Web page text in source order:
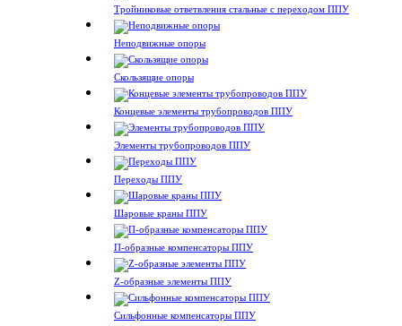
Тройниковые ответвления стальные с переходом ППУ
Неподвижные опоры
Скользящие опоры
Концевые элементы трубопроводов ППУ
Элементы трубопроводов ППУ
Переходы ППУ
Шаровые краны ППУ
П-образные компенсаторы ППУ
Z-образные элементы ППУ
Сильфонные компенсаторы ППУ